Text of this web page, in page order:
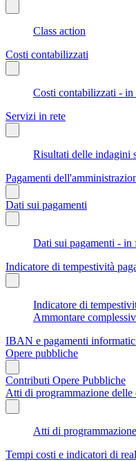
Class action
Costi contabilizzati
Costi contabilizzati - in
Servizi in rete
Risultati delle indagini
Pagamenti
Dati sui pagamenti
Dati sui pagamenti - in
Indicatore di tempestività
Indicatore di
Ammontare
IBAN e pagamenti
Opere pubbliche
Contributi Opere Pubbliche
Atti di programmazione delle
Atti di
Tempi costi e indicatori di